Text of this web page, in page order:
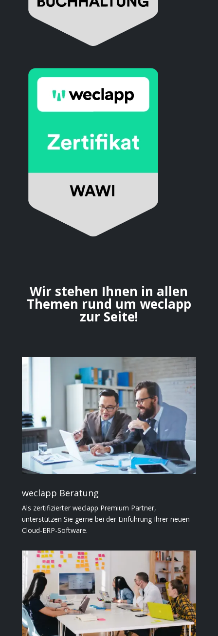
Wir stehen Ihnen in allen
Themen rund um weclapp
zur Seite!
weclapp Beratung
Als zertifizierter weclapp Premium Partner,
unterstützen Sie gerne bei der Einführung Ihrer neuen
Cloud-ERP-Software.